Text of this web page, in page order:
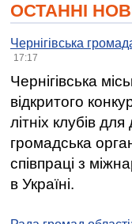
ОСТАННІ
Чернігівська
17:17
Чернігівська
відкритого
літніх клубів
громадська
співпраці з
в Україні.